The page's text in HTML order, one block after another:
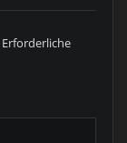
Erforderliche